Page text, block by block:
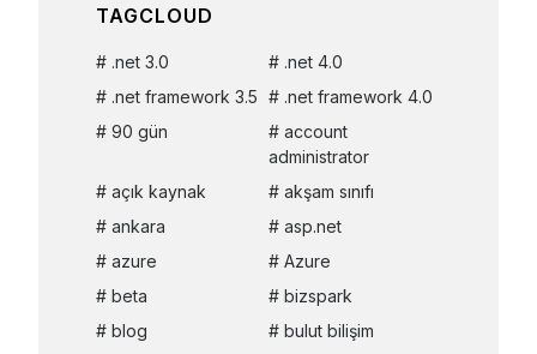
TAGCLOUD
.net 3.0
.net 4.0
.net framework 3.5
.net framework 4.0
90 gün
account
administrator
açık kaynak
akşam sınıfı
ankara
asp.net
azure
Azure
beta
bizspark
blog
bulut bilişim